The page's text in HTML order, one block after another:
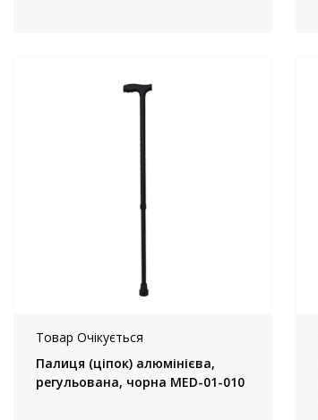
Товар Очікується
Палиця (ціпок) алюмінієва,
регульована, чорна MED-01-010